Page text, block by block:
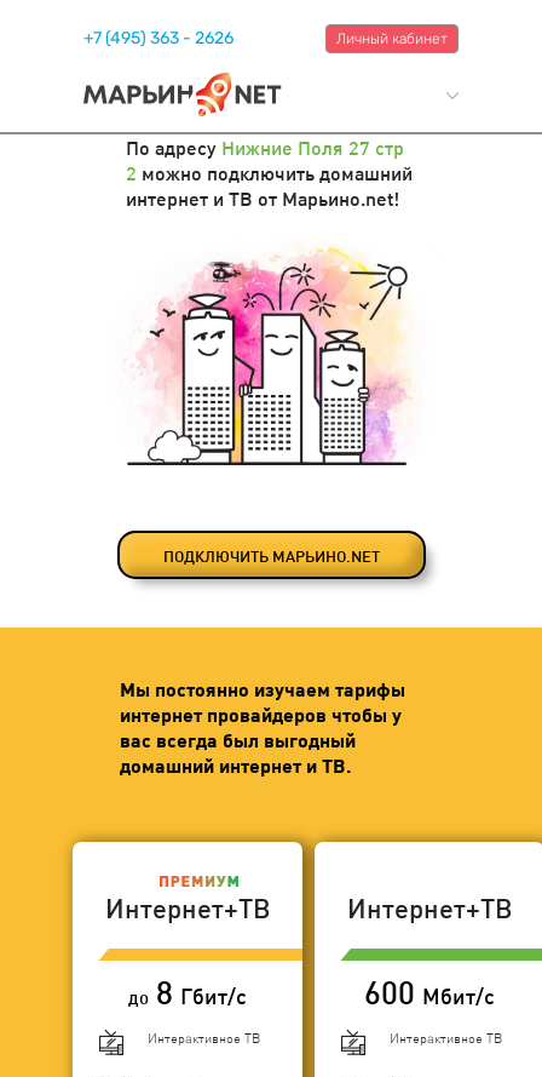
+7 (495) 363 - 2626 Личный кабинет
По адресу Нижние Поля 27 стр
2 можно подключить домашний
интернет и ТВ от Марьино.net!
ПОДКЛЮЧИТЬ МАРЬИНО.NET
Мы постоянно изучаем тарифы
интернет провайдеров чтобы у
вас всегда был выгодный
домашний интернет и ТВ.
Интернет+ТВ
до 8 Гбит/с
Интерактивное ТВ
Интернет+ТВ
600 Мбит/с
Интерактивное ТВ